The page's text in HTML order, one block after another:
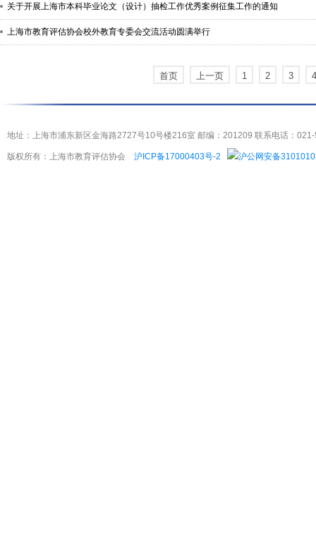
关于开展上海市本科毕业论文（设计）抽检工作优秀案例征集工作的通知
上海市教育评估协会校外教育专委会交流活动圆满举行
首页 上一页 1 2 3 4
地址：上海市浦东新区金海路2727号10号楼216室 邮编：201209 联系电话：
版权所有：上海市教育评估协会 沪ICP备17000403号-2 沪公网安备